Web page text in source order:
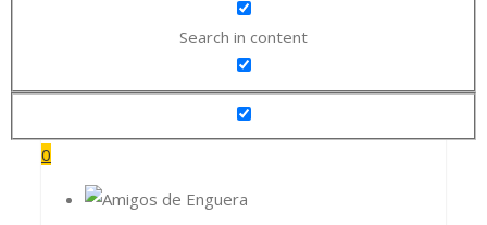
Search in content
0